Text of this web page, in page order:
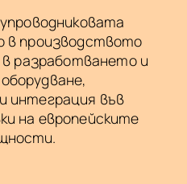
в производството
в разработването и
интеграция във
на европейските